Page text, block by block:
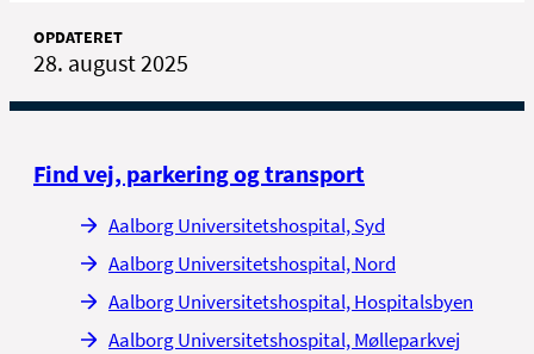
OPDATERET
28. august 2025
Find vej, parkering og transport
Aalborg Universitetshospital, Syd
Aalborg Universitetshospital, Nord
Aalborg Universitetshospital, Hospitalsbyen
Aalborg Universitetshospital, Mølleparkvej